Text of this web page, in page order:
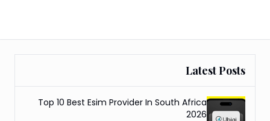
Latest Posts
Top 10 Best Esim Provider In South Africa
2026